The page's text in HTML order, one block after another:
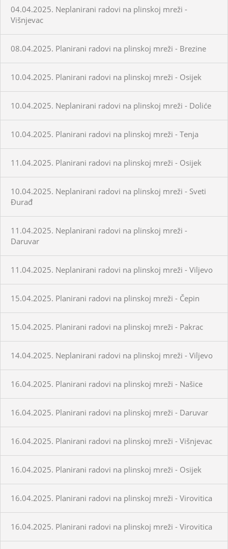
04.04.2025. Neplanirani radovi na plinskoj mreži -
Višnjevac
08.04.2025. Planirani radovi na plinskoj mreži - Brezine
10.04.2025. Planirani radovi na plinskoj mreži - Osijek
10.04.2025. Neplanirani radovi na plinskoj mreži - Doliće
10.04.2025. Planirani radovi na plinskoj mreži - Tenja
11.04.2025. Planirani radovi na plinskoj mreži - Osijek
10.04.2025. Neplanirani radovi na plinskoj mreži - Sveti
Đurađ
11.04.2025. Neplanirani radovi na plinskoj mreži -
Daruvar
11.04.2025. Neplanirani radovi na plinskoj mreži - Viljevo
15.04.2025. Planirani radovi na plinskoj mreži - Čepin
15.04.2025. Planirani radovi na plinskoj mreži - Pakrac
14.04.2025. Neplanirani radovi na plinskoj mreži - Viljevo
16.04.2025. Planirani radovi na plinskoj mreži - Našice
16.04.2025. Planirani radovi na plinskoj mreži - Daruvar
16.04.2025. Planirani radovi na plinskoj mreži - Višnjevac
16.04.2025. Planirani radovi na plinskoj mreži - Osijek
16.04.2025. Planirani radovi na plinskoj mreži - Virovitica
16.04.2025. Planirani radovi na plinskoj mreži - Virovitica